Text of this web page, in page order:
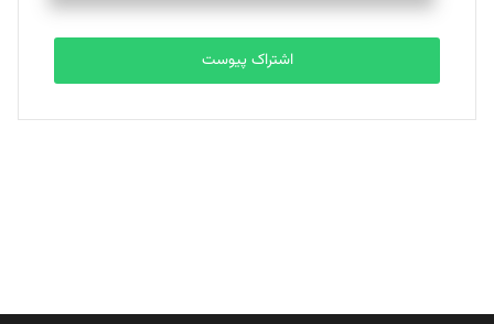
تحریریه
بابک نقاش
تحریریه
اشتراک پیوست